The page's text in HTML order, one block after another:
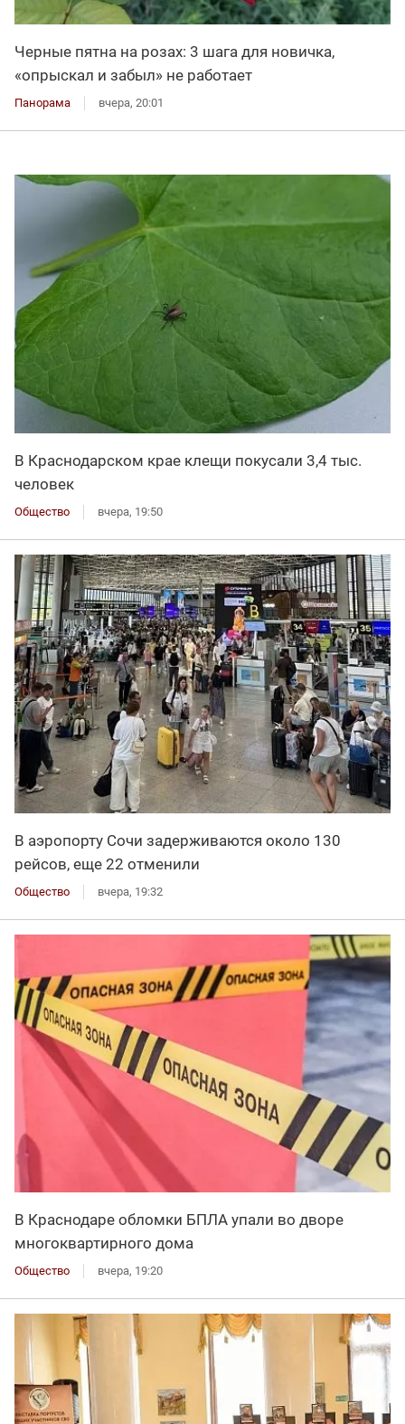
Черные пятна на розах: 3 шага для новичка,
«опрыскал и забыл» не работает
Панорама вчера, 20:01
В Краснодарском крае клещи покусали 3,4 тыс.
человек
Общество вчера, 19:50
В аэропорту Сочи задерживаются около 130
рейсов, еще 22 отменили
Общество вчера, 19:32
В Краснодаре обломки БПЛА упали во дворе
многоквартирного дома
Общество вчера, 19:20